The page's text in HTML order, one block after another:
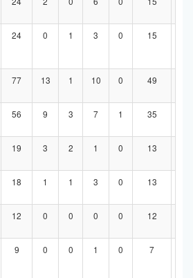
24 0 1 3 0 15
77 13 1 10 0 49
56 9 3 7 1 35
19 3 2 1 0 13
18 1 1 3 0 13
12 0 0 0 0 12
9 0 0 1 0 7